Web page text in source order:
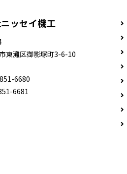
ッセイ機工
東灘区御影塚町3-6-10
6680
6681